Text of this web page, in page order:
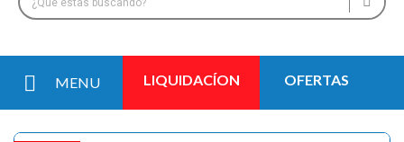
MENU LIQUIDACÍON OFERTAS